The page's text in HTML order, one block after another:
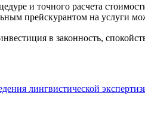
и точного расчета
прейскурантом на услуги
в законность,
лингвистической